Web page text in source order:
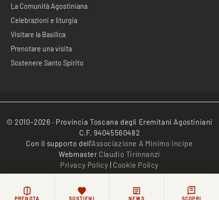
La Comunità Agostiniana
Celebrazioni e liturgia
Visitare la Basilica
Prenotare una visita
Sostenere Santo Spirito
© 2010–2026 · Provincia Toscana degli Eremitani Agostiniani
C.F. 94045560482
Con il supporto dell’Associazione A Minimo Incipe
Webmaster Claudio Tirinnanzi
Privacy Policy | Cookie Policy
PRENOTA SOSTIENI NEWS SCOPRI